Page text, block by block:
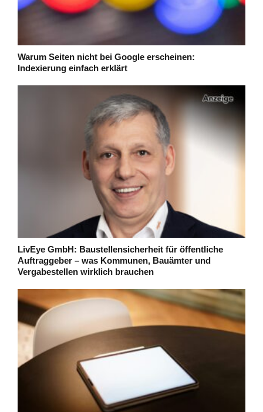
Warum Seiten nicht bei Google erscheinen:
Indexierung einfach erklärt
LivEye GmbH: Baustellensicherheit für öffentliche
Auftraggeber – was Kommunen, Bauämter und
Vergabestellen wirklich brauchen